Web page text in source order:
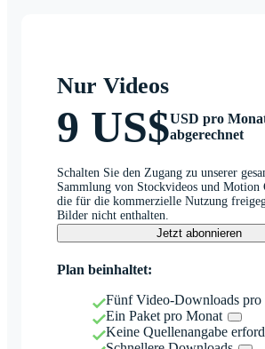
Nur Videos
9 US$USD pro
abgerechnet
Schalten Sie den Zugang zu unserer
Sammlung von Stockvideos und Motion
die für die kommerzielle Nutzung
Bilder nicht enthalten.
Jetzt abonnieren
Plan beinhaltet:
Fünf Video-Downloads pro
Ein Paket pro Monat
Keine Quellenangabe